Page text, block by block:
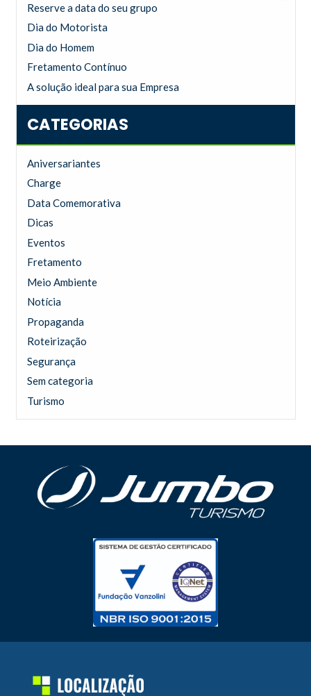
Reserve a data do seu grupo
Dia do Motorista
Dia do Homem
Fretamento Contínuo
A solução ideal para sua Empresa
CATEGORIAS
Aniversariantes
Charge
Data Comemorativa
Dicas
Eventos
Fretamento
Meio Ambiente
Notícia
Propaganda
Roteirização
Segurança
Sem categoria
Turismo